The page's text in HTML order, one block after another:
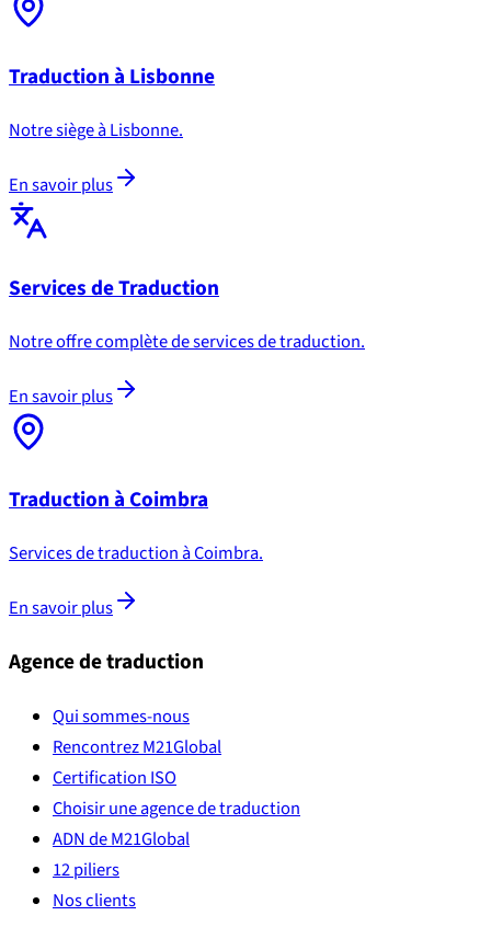
Traduction à Lisbonne
Notre siège à Lisbonne.
En savoir plus
Services de Traduction
Notre offre complète de services de traduction.
En savoir plus
Traduction à Coimbra
Services de traduction à Coimbra.
En savoir plus
Agence de traduction
Qui sommes-nous
Rencontrez M21Global
Certification ISO
Choisir une agence de traduction
ADN de M21Global
12 piliers
Nos clients